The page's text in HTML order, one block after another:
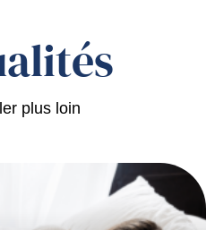
plus loin